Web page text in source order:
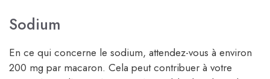
Sodium
En ce qui concerne le sodium, attendez-vous à environ
200 mg par macaron. Cela peut contribuer à votre